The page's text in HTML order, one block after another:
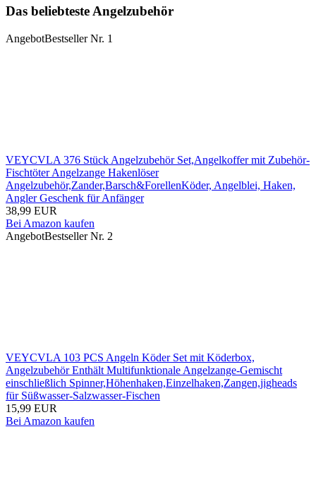
Das beliebteste Angelzubehör
AngebotBestseller Nr. 1
VEYCVLA 376 Stück Angelzubehör Set,Angelkoffer mit Zubehör-
Fischtöter Angelzange Hakenlöser
Angelzubehör,Zander,Barsch&ForellenKöder, Angelblei, Haken,
Angler Geschenk für Anfänger
38,99 EUR
Bei Amazon kaufen
AngebotBestseller Nr. 2
VEYCVLA 103 PCS Angeln Köder Set mit Köderbox,
Angelzubehör Enthält Multifunktionale Angelzange-Gemischt
einschließlich Spinner,Höhenhaken,Einzelhaken,Zangen,jigheads
für Süßwasser-Salzwasser-Fischen
15,99 EUR
Bei Amazon kaufen